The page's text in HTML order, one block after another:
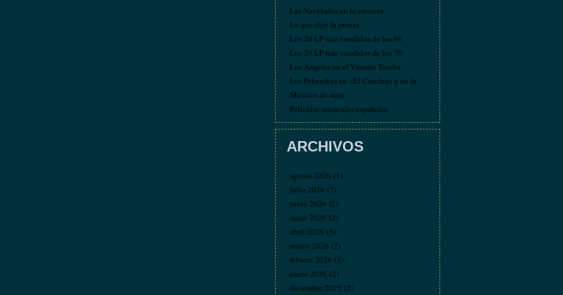
Las Navidades en la emisora
Lo que dijo la prensa
Los 20 LP más vendidos de los 60
Los 20 LP más vendidos de los 70
Los Ángeles en el Vicente Trueba
Los Pekenikes en «El Concha» y en la emisora
Músicos de aquí
Películas musicales españolas
ARCHIVOS
agosto 2026 (1)
julio 2026 (7)
junio 2026 (2)
mayo 2026 (2)
abril 2026 (5)
marzo 2026 (2)
febrero 2026 (3)
enero 2026 (2)
diciembre 2025 (2)